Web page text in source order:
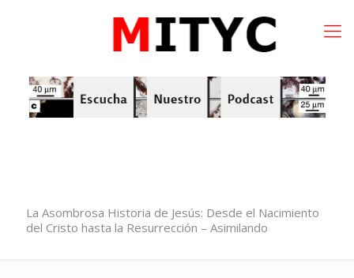
La Asombrosa Historia de Jesús: Desde el Nacimiento
del Cristo hasta la Resurrección – Asimilando